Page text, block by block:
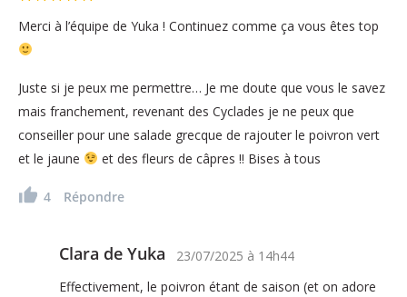
Merci à l’équipe de Yuka ! Continuez comme ça vous êtes top
Juste si je peux me permettre… Je me doute que vous le savez
mais franchement, revenant des Cyclades je ne peux que
conseiller pour une salade grecque de rajouter le poivron vert
et le jaune
et des fleurs de câpres !! Bises à tous
4 Répondre
Clara de Yuka 23/07/2025 à 14h44
Effectivement, le poivron étant de saison (et on adore